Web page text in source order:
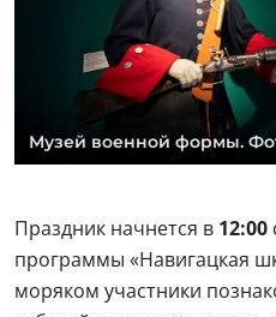
Программа пройдет в два
Для детей и взрослых
«Матрос». На занятии
морская форма и что
элементы, а затем
можнов 13:00 или 16:00.